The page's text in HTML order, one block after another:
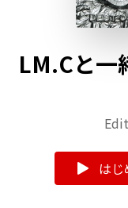
LM.Cと一
は